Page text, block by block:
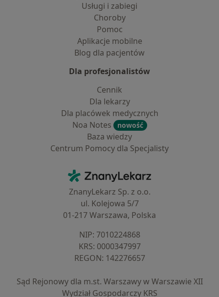
Usługi i zabiegi
Choroby
Pomoc
Aplikacje mobilne
Blog dla pacjentów
Dla profesjonalistów
Cennik
Dla lekarzy
Dla placówek medycznych
Noa Notes
nowość
Baza wiedzy
Centrum Pomocy dla Specjalisty
ZnanyLekarz - Strona główna
ZnanyLekarz Sp. z o.o.
ul. Kolejowa 5/7
01-217 Warszawa, Polska
NIP: ⁠7010224868
KRS: ⁠0000347997
REGON: ⁠142276657
Sąd Rejonowy dla m.st. Warszawy w Warszawie XII
Wydział Gospodarczy KRS